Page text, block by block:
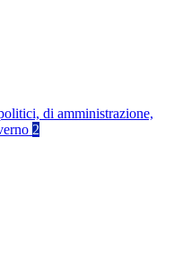
di amministrazione,
2